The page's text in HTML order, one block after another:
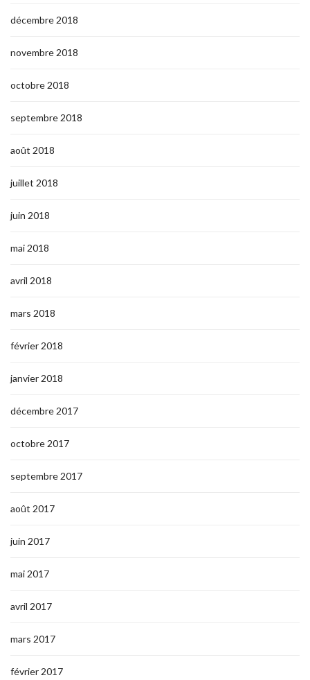
décembre 2018
novembre 2018
octobre 2018
septembre 2018
août 2018
juillet 2018
juin 2018
mai 2018
avril 2018
mars 2018
février 2018
janvier 2018
décembre 2017
octobre 2017
septembre 2017
août 2017
juin 2017
mai 2017
avril 2017
mars 2017
février 2017